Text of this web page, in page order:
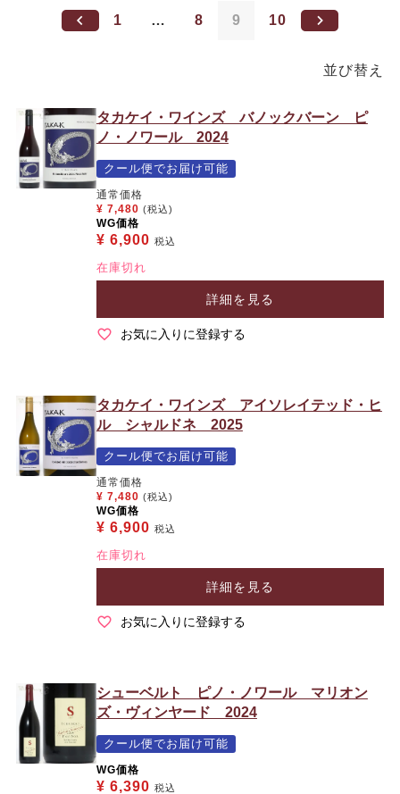
並び替え
1 … 8 9 10
タカケイ・ワインズ バノックバーン ピ
ノ・ノワール 2024
クール便でお届け可能
通常価格
¥ 7,480 (税込)
WG価格
¥ 6,900 税込
在庫切れ
詳細を見る
お気に入りに登録する
タカケイ・ワインズ アイソレイテッド・ヒ
ル シャルドネ 2025
クール便でお届け可能
通常価格
¥ 7,480 (税込)
WG価格
¥ 6,900 税込
在庫切れ
詳細を見る
お気に入りに登録する
シューベルト ピノ・ノワール マリオン
ズ・ヴィンヤード 2024
クール便でお届け可能
WG価格
¥ 6,390 税込